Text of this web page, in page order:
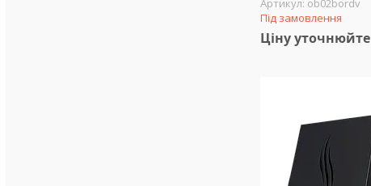
ob02bordv
Під замовлення
Ціну уточнюйте